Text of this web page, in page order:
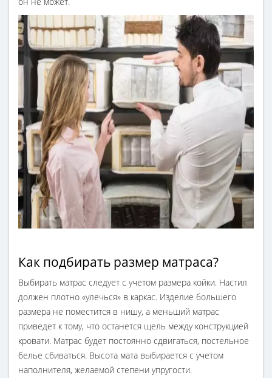
Как подбирать размер матраса?
Выбирать матрас следует с учетом размера койки. Настил
должен плотно «улечься» в каркас. Изделие большего
размера не поместится в нишу, а меньший матрас
приведет к тому, что останется щель между конструкцией
кровати. Матрас будет постоянно сдвигаться, постельное
белье сбиваться. Высота мата выбирается с учетом
наполнителя, желаемой степени упругости.